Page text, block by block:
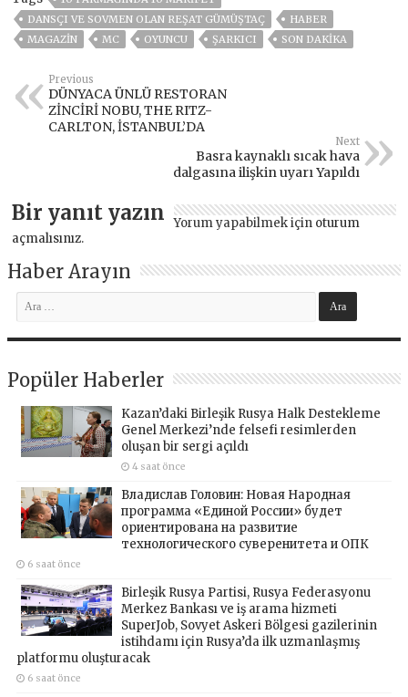
DANSÇI VE SOVMEN OLAN REŞAT GÜMÜŞTAÇ
HABER
MAGAZİN
MC OYUNCU ŞARKICI SON DAKIKA
Previous
DÜNYACA ÜNLÜ RESTORAN
ZİNCİRİ NOBU, THE RITZ-
CARLTON, İSTANBUL’DA
Next
Basra kaynaklı sıcak hava
dalgasına ilişkin uyarı Yapıldı
Bir yanıt yazın Yorum yapabilmek için oturum
açmalısınız.
Haber Arayın
Popüler Haberler
Kazan’daki Birleşik Rusya Halk Destekleme
Genel Merkezi’nde felsefi resimlerden
oluşan bir sergi açıldı
4 saat önce
Владислав Головин: Новая Народная
программа «Единой России» будет
ориентирована на развитие
технологического суверенитета и ОПК
6 saat önce
Birleşik Rusya Partisi, Rusya Federasyonu
Merkez Bankası ve iş arama hizmeti
SuperJob, Sovyet Askeri Bölgesi gazilerinin
istihdamı için Rusya’da ilk uzmanlaşmış
platformu oluşturacak
6 saat önce